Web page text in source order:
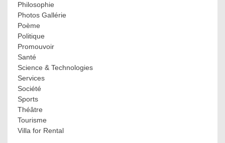
Philosophie
Photos Gallérie
Poème
Politique
Promouvoir
Santé
Science & Technologies
Services
Société
Sports
Théâtre
Tourisme
Villa for Rental